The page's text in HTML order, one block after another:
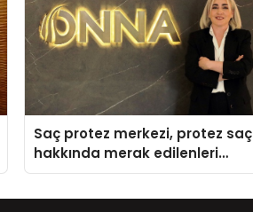
Saç protez merkezi, protez saç
hakkında merak edilenleri
anlattı